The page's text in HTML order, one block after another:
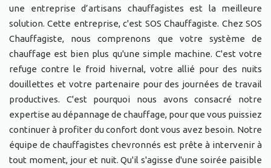
une entreprise d’artisans chauffagistes est la meilleure
solution. Cette entreprise, c'est SOS Chauffagiste. Chez SOS
Chauffagiste, nous comprenons que votre système de
chauffage est bien plus qu'une simple machine. C'est votre
refuge contre le froid hivernal, votre allié pour des nuits
douillettes et votre partenaire pour des journées de travail
productives. C'est pourquoi nous avons consacré notre
expertise au dépannage de chauffage, pour que vous puissiez
continuer à profiter du confort dont vous avez besoin. Notre
équipe de chauffagistes chevronnés est prête à intervenir à
tout moment, jour et nuit. Qu'il s'agisse d'une soirée paisible